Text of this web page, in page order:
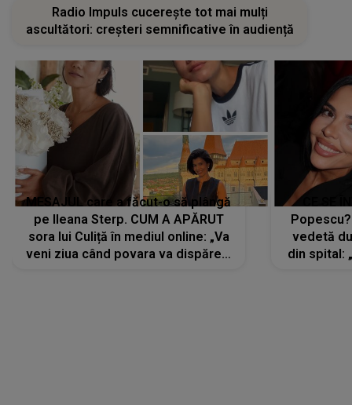
Radio Impuls cucerește tot mai mulți
ascultători: creșteri semnificative în audiență
MESAJUL care a făcut-o să plângă
pe Ileana Sterp. CUM A APĂRUT
sora lui Culiță în mediul online: „Va
veni ziua când povara va dispărea,
vedetă
din spital: